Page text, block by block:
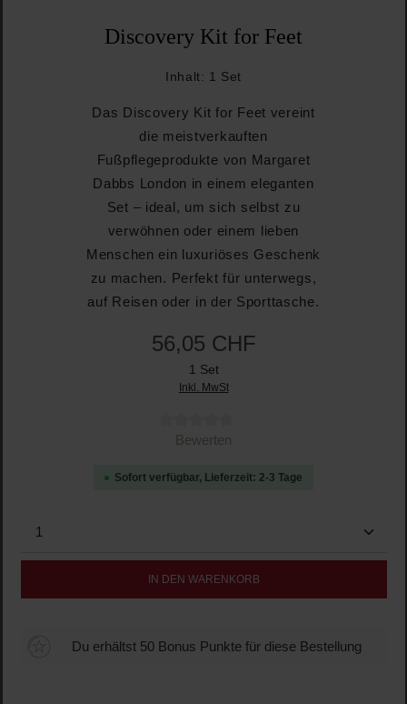
Discovery Kit for Feet
Inhalt: 1 Set
Das Discovery Kit for Feet vereint
die meistverkauften
Fußpflegeprodukte von Margaret
Dabbs London in einem eleganten
Set – ideal, um sich selbst zu
verwöhnen oder einem lieben
Menschen ein luxuriöses Geschenk
zu machen. Perfekt für unterwegs,
auf Reisen oder in der Sporttasche.
56,05 CHF
1 Set
Inkl. MwSt
Durchschnittliche Bewertung von 0 von 5 Sternen
Bewerten
Sofort verfügbar, Lieferzeit: 2-3 Tage
Produkt Anzahl: Gib den gewünschten Wert ein
IN DEN WARENKORB
Du erhältst 50 Bonus Punkte für diese Bestellung